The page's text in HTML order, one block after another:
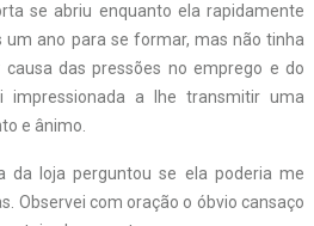
se abriu enquanto ela rapidamente
ano para se formar, mas não tinha
das pressões no emprego e do
impressionada a lhe transmitir uma
e ânimo.
da loja perguntou se ela poderia me
Observei com oração o óbvio cansaço